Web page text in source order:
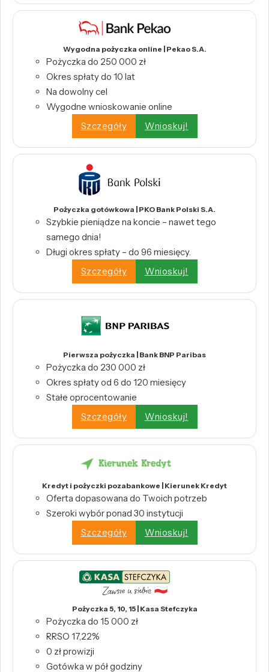
Wygodna pożyczka online | Pekao S.A.
Pożyczka do 250 000 zł
Okres spłaty do 10 lat
Na dowolny cel
Wygodne wnioskowanie online
Szczegóły
Wnioskuj!
Pożyczka gotówkowa | PKO Bank Polski S.A.
Szybkie pieniądze na koncie – nawet tego
samego dnia!
Długi okres spłaty – do 96 miesięcy.
Szczegóły
Wnioskuj!
Pierwsza pożyczka | Bank BNP Paribas
Pożyczka do 230 000 zł
Okres spłaty od 6 do 120 miesięcy
Stałe oprocentowanie
Szczegóły
Wnioskuj!
Kredyt i pożyczki pozabankowe | Kierunek Kredyt
Oferta dopasowana do Twoich potrzeb
Szeroki wybór ponad 30 instytucji
Szczegóły
Wnioskuj!
Pożyczka 5, 10, 15 | Kasa Stefczyka
Pożyczka do 15 000 zł
RRSO 17,22%
0 zł prowizji
Gotówka w pół godziny